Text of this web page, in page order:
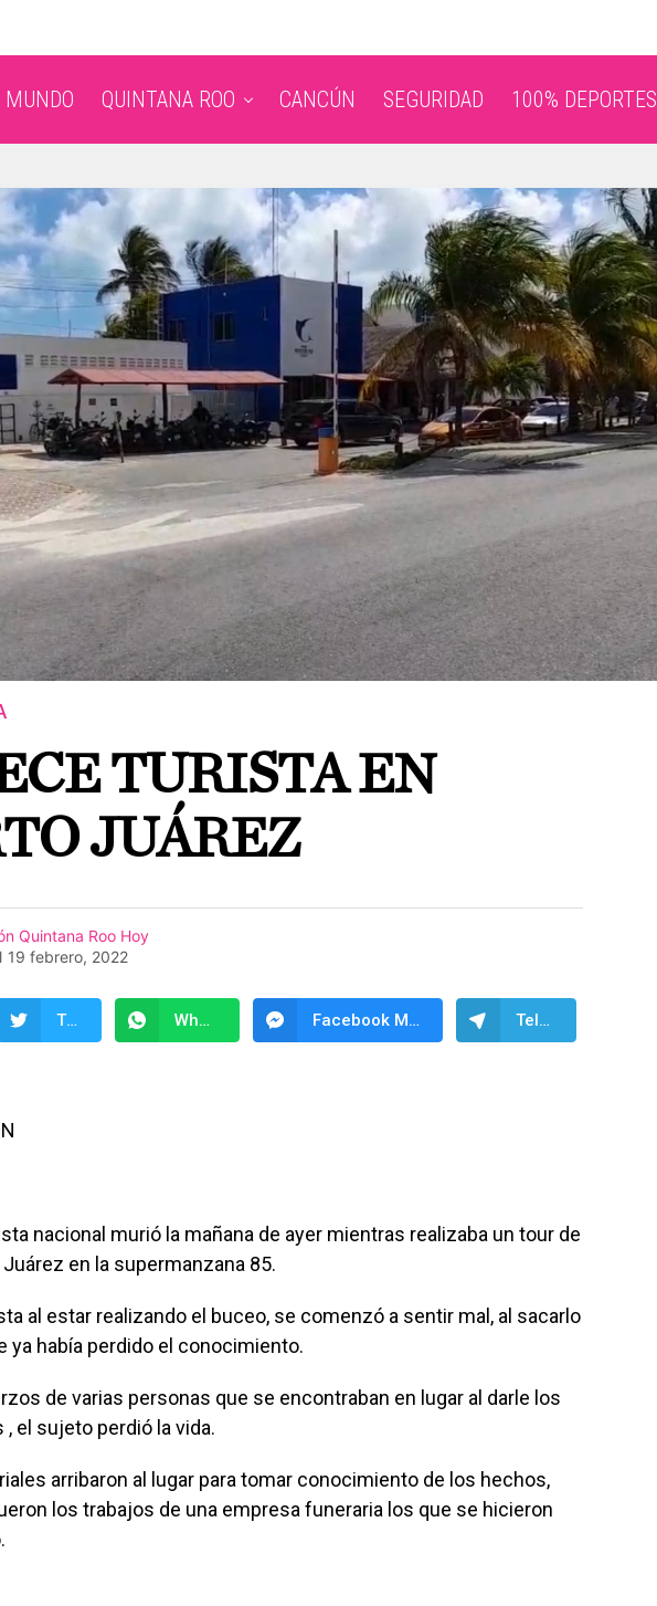
MUNDO QUINTANA ROO CANCÚN SEGURIDAD 100% DEPORTES
TURISTA EN
JUÁREZ
Quintana Roo Hoy
19 febrero, 2022
Twitter WhatsApp Facebook Messenger Telegram
nacional murió la mañana de ayer mientras realizaba un tour de
en la supermanzana 85.
al estar realizando el buceo, se comenzó a sentir mal, al sacarlo
ya había perdido el conocimiento.
de varias personas que se encontraban en lugar al darle los
el sujeto perdió la vida.
arribaron al lugar para tomar conocimiento de los hechos,
los trabajos de una empresa funeraria los que se hicieron